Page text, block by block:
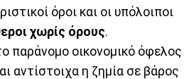
όροι και οι υπόλοιποι
χωρίς όρους.
παράνομο οικονομικό όφελος
αντίστοιχα η ζημία σε βάρος